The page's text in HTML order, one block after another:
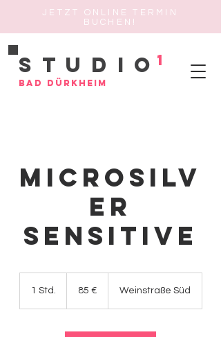
JETZT ONLINE TERMIN
BUCHEN!
Studio
Bad Dürkheim
1
MicroSilv
er
sensitive
1 Std. 85 € Weinstraße Süd